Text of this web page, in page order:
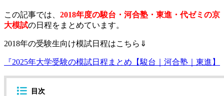
この記事では、 2018年度の駿台・河合塾・東進・代ゼミの京
大模試の日程をまとめています。
2018年の受験生向け模試日程はこちら⇓
『2025年大学受験の模試日程まとめ【駿台｜河合塾｜東進】
目次